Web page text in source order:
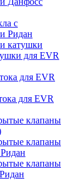
с
Ридан
катушки
для EVR
для EVR
для EVR
клапаны
клапаны
клапаны